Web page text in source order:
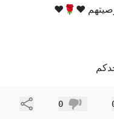
♥️🌹❤️
عدم إعجاب
0 مشاركة